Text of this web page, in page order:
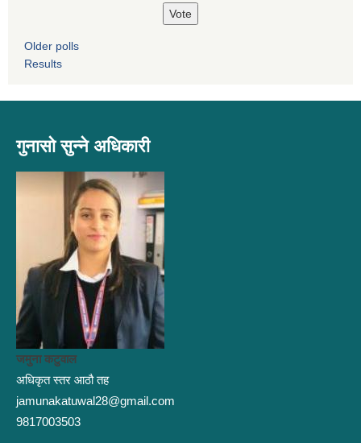
Older polls
Results
गुनासो सुन्ने अधिकारी
जमुना कटुवाल
अधिकृत स्तर आठौ तह
jamunakatuwal28@gmail.com
9817003503